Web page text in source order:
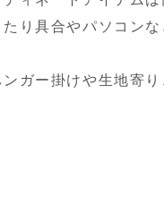
り具合やパソコン
ガー掛けや生地寄